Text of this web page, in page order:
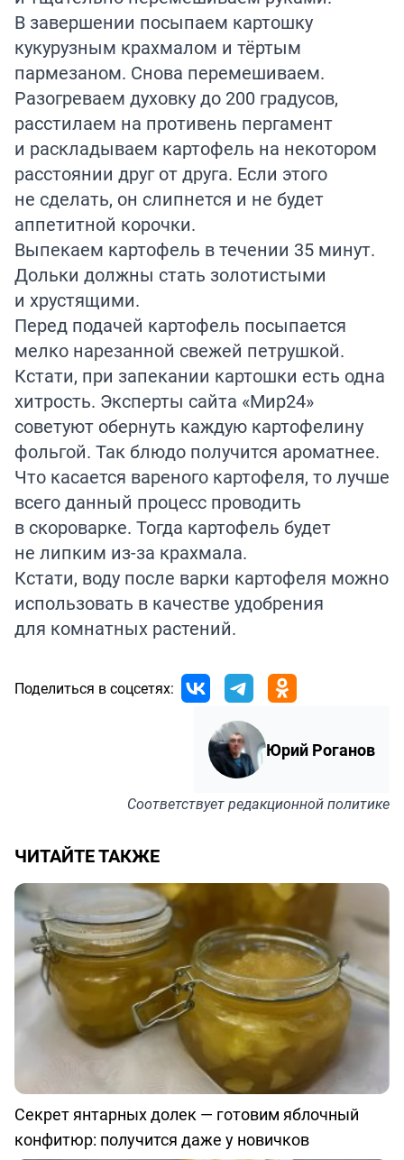
В завершении посыпаем картошку
кукурузным крахмалом и тёртым
пармезаном. Снова перемешиваем.
Разогреваем духовку до 200 градусов,
расстилаем на противень пергамент
и раскладываем картофель на некотором
расстоянии друг от друга. Если этого
не сделать, он слипнется и не будет
аппетитной корочки.
Выпекаем картофель в течении 35 минут.
Дольки должны стать золотистыми
и хрустящими.
Перед подачей картофель посыпается
мелко нарезанной свежей петрушкой.
Кстати, при запекании картошки есть одна
хитрость. Эксперты сайта «Мир24»
советуют обернуть каждую картофелину
фольгой. Так блюдо получится ароматнее.
Что касается вареного картофеля, то лучше
всего данный процесс проводить
в скороварке. Тогда картофель будет
не липким из-за крахмала.
Кстати, воду после варки картофеля можно
использовать в качестве удобрения
для комнатных растений.
Поделиться в соцсетях:
Юрий Роганов
Соответствуетредакционной политике
ЧИТАЙТЕ ТАКЖЕ
Секрет янтарных долек — готовим яблочный
конфитюр: получится даже у новичков